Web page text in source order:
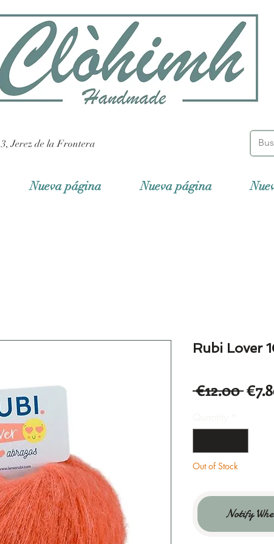
Jerez de la Frontera
Nueva página Nueva página
Rubi Lover
€12.00
Out of Stock
Notify